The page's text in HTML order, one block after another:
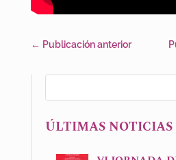
← Publicación anterior
ÚLTIMAS NOTICIAS